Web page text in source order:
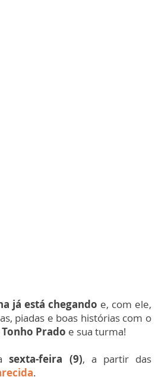
já está chegando e, com ele,
piadas e boas histórias com o
Tonho Prado e sua turma!
sexta-feira (9), a partir das
.